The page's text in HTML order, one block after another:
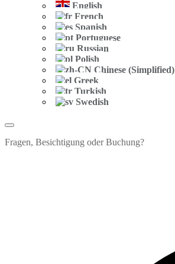
English
French
Spanish
Portuguese
Russian
Polish
Chinese (Simplified)
Greek
Turkish
Swedish
Fragen, Besichtigung oder Buchung?